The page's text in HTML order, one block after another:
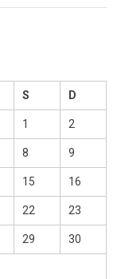
S D
1 2
8 9
15 16
22 23
29 30